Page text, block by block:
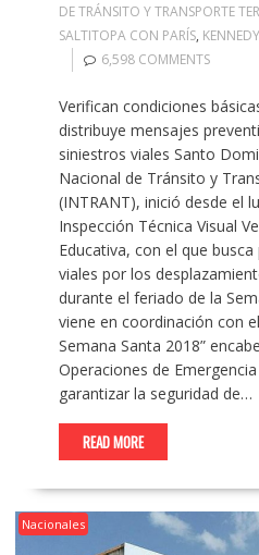
DE TRÁNSITO Y TRANSPORTE
SALTITOPA CON PARÍS,
6,598 COMMENTS
Verifican condiciones
distribuye mensajes
siniestros viales Santo
Nacional de Tránsito y
(INTRANT), inició desde el
Inspección Técnica Visual
Educativa, con el que
viales por los
durante el feriado de la
viene en coordinación con
Semana Santa 2018”
Operaciones de
garantizar la seguridad de…
READ MORE
Nacionales